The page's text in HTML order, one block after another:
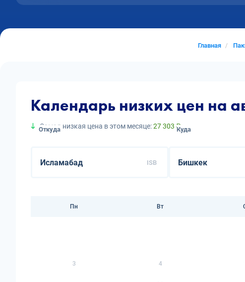
Главная
Календарь низких цен на
Самая низкая цена в этом месяце:27 303 ₽
Откуда
ISB
Куда
Пн Вт
3 4